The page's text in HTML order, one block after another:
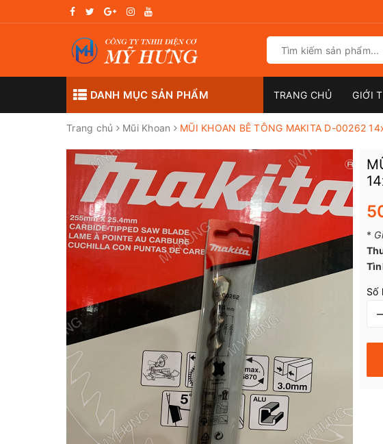
DANH MỤC SẢN PHẨM TRANG CHỦ GIỚI
Trang chủ Mũi Khoan MŨI KHOAN BÊ TÔNG MAKITA D-00262
*
Số
–